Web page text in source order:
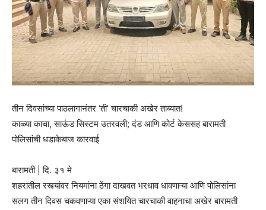
तीन दिवसांच्या पाठलागानंतर ‘ती’ चारचाकी अखेर ताब्यात!
काळ्या काचा, साऊंड सिस्टम उतरवली; दंड आणि कोर्ट केससह बारामती
पोलिसांची धडाकेबाज कारवाई
बारामती | दि. ३१ मे
शहरातील रस्त्यांवर नियमांना ठेंगा दाखवत भरधाव धावणाऱ्या आणि पोलिसांना
सलग तीन दिवस चकवणाऱ्या एका संशयित चारचाकी वाहनाचा अखेर बारामती